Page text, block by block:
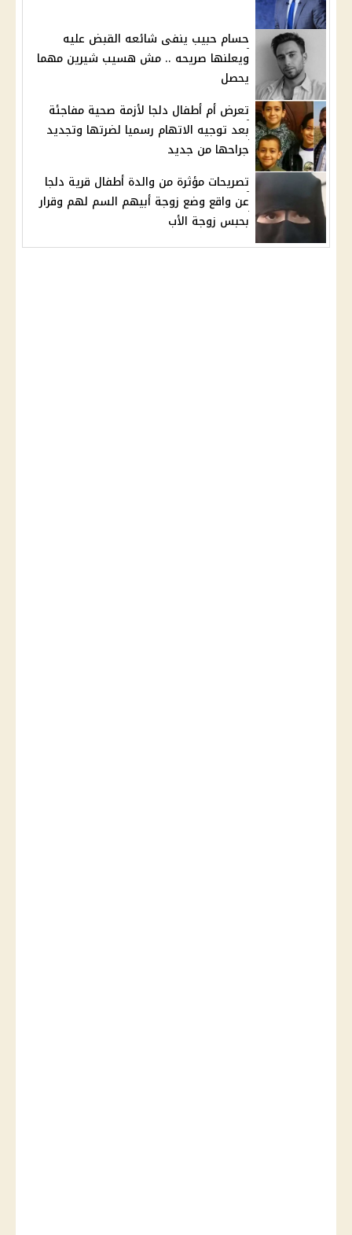
حسام حبيب ينفى شائعه القبض عليه
ويعلنها صريحه .. مش هسيب شيرين مهما
يحصل
تعرض أم أطفال دلجا لأزمة صحية مفاجئة
بعد توجيه الاتهام رسميا لضرتها وتجديد
جراحها من جديد
تصريحات مؤثرة من والدة أطفال قرية دلجا
عن واقع وضع زوجة أبيهم السم لهم وقرار
بحبس زوجة الأب